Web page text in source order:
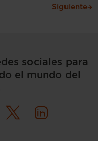
Siguiente
sociales para
el mundo del